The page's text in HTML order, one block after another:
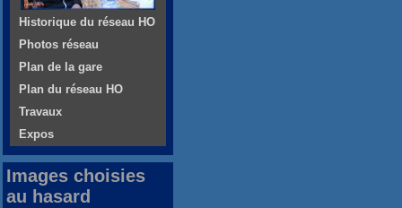
Historique du réseau HO
Photos réseau
Plan de la gare
Plan du réseau HO
Travaux
Expos
Images choisies
au hasard